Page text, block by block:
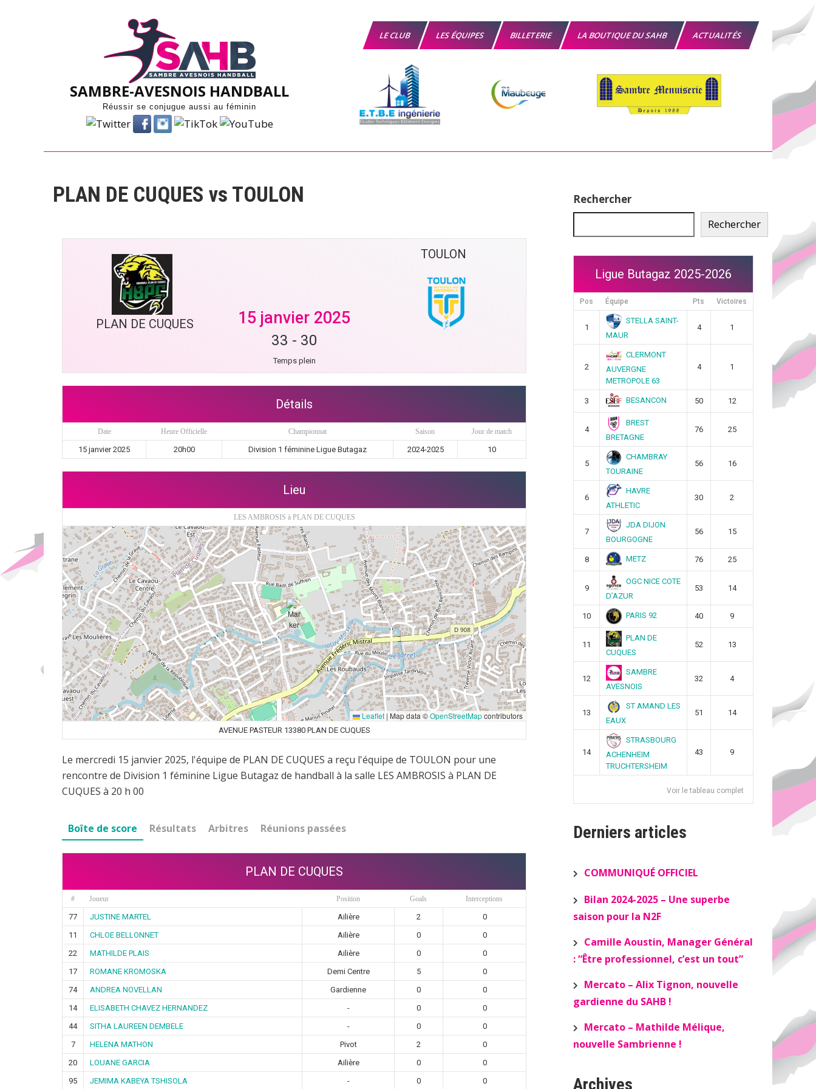
SAMBRE-AVESNOIS HANDBALL
Réussir se conjugue aussi au féminin
LE CLUB LES ÉQUIPES BILLETERIE LA BOUTIQUE DU SAHB ACTUALITÉS
PLAN DE CUQUES vs TOULON
PLAN DE CUQUES
TOULON
15 janvier 2025
33 - 30
Temps plein
Détails
Date Heure Officielle Championnat Saison Jour de match
15 janvier 2025 20h00 Division 1 féminine Ligue Butagaz 2024-2025 10
Lieu
LES AMBROSIS à PLAN DE CUQUES
Leaflet | Map data ©OpenStreetMapcontributors
AVENUE PASTEUR 13380 PLAN DE CUQUES
Le mercredi 15 janvier 2025, l'équipe de PLAN DE CUQUES a reçu l'équipe de TOULON pour une
rencontre de Division 1 féminine Ligue Butagaz de handball à la salle LES AMBROSIS à PLAN DE
CUQUES à 20 h 00
Boîte de score Résultats Arbitres Réunions passées
PLAN DE CUQUES
# Joueur Position Goals Interceptions
77 JUSTINE MARTEL Ailière 2
0
11
CHLOE BELLONNET Ailière 0
0
22
MATHILDE PLAIS Ailière 0
0
17
ROMANE KROMOSKA Demi Centre 5
0
74
ANDREA NOVELLAN Gardienne 0
0
14
ELISABETH CHAVEZ HERNANDEZ - 0
0
44
SITHA LAUREEN DEMBELE - 0
0
7
HELENA MATHON Pivot 2
0
20
LOUANE GARCIA Ailière 0
0
95
JEMIMA KABEYA TSHISOLA - 0
0
Rechercher
Rechercher
Ligue Butagaz 2025-2026
Pos Équipe Pts Victoires
1
STELLA SAINT-
MAUR
4 1
2
CLERMONT
AUVERGNE
METROPOLE 63
4 1
3 BESANCON 50 12
4
BREST
BRETAGNE
76 25
5
CHAMBRAY
TOURAINE
56 16
6
HAVRE
ATHLETIC
30 2
7
JDA DIJON
BOURGOGNE
56 15
8 METZ 76 25
9
OGC NICE COTE
D’AZUR
53 14
10 PARIS 92 40 9
11
PLAN DE
CUQUES
52 13
12
SAMBRE
AVESNOIS
32 4
13
ST AMAND LES
EAUX
51 14
14
STRASBOURG
ACHENHEIM
TRUCHTERSHEIM
43 9
Voir le tableau complet
Derniers articles
COMMUNIQUÉ OFFICIEL
Bilan 2024-2025 – Une superbe
saison pour la N2F
Camille Aoustin, Manager Général
: “Être professionnel, c’est un tout”
Mercato – Alix Tignon, nouvelle
gardienne du SAHB !
Mercato – Mathilde Mélique,
nouvelle Sambrienne !
Archives